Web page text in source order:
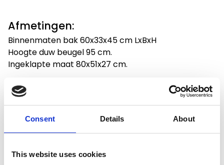
Consent Details About
This website uses cookies
Afmetingen:
Binnenmaten bak 60x33x45 cm LxBxH
Hoogte duw beugel 95 cm.
Ingeklapte maat 80x51x27 cm.
Productspecificaties
Gewicht
10 kg